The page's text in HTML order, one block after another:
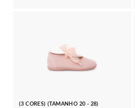
(3 CORES) (TAMANHO 20 - 28)